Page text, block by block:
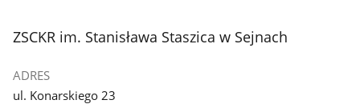
stopka
ZSCKR im. Stanisława Staszica w Sejnach
ADRES
ul. Konarskiego 23